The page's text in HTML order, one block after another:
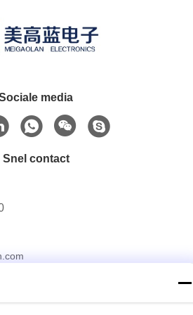
media
Snel contact
Baomin Rd, Bao'an-